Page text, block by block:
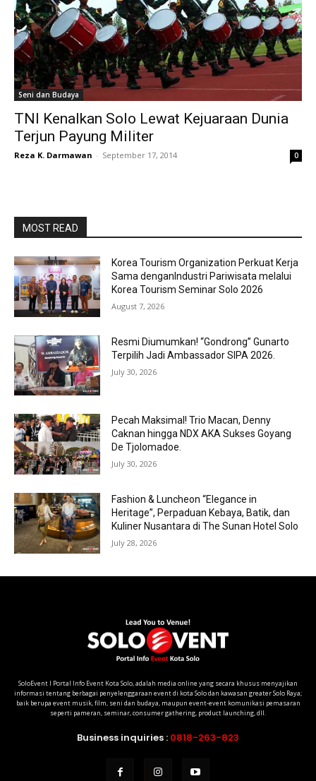
Seni dan Budaya
TNI Kenalkan Solo Lewat Kejuaraan Dunia
Terjun Payung Militer
Reza K. Darmawan - September 17, 2014 0
MOST READ
Korea Tourism Organization Perkuat Kerja
Sama denganIndustri Pariwisata melalui
Korea Tourism Seminar Solo 2026
August 7, 2026
Resmi Diumumkan! “Gondrong” Gunarto
Terpilih Jadi Ambassador SIPA 2026.
July 30, 2026
Pecah Maksimal! Trio Macan, Denny
Caknan hingga NDX AKA Sukses Goyang
De Tjolomadoe.
July 30, 2026
Fashion & Luncheon “Elegance in
Heritage”, Perpaduan Kebaya, Batik, dan
Kuliner Nusantara di The Sunan Hotel Solo
July 28, 2026
SoloEvent I Portal Info Event Kota Solo, adalah media online yang secara khusus menyajikan
informasi tentang berbagai penyelenggaraan event di kota Solo dan kawasan greater Solo Raya;
baik berupa event musik, film, seni dan budaya, maupun event-event komunikasi pemasaran
seperti pameran, seminar, consumer gathering, product launching, dll.
Business inquiries : 0818-263-823